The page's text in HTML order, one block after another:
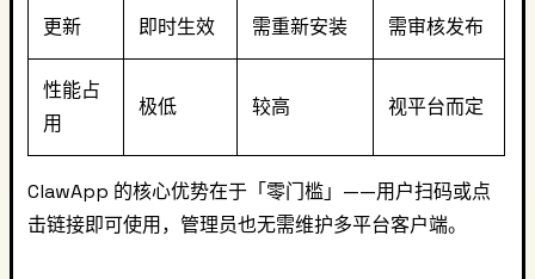
更新 即时生效 需重新安装 需审核发布
性能占
用
极低 较高 视平台而定
ClawApp 的核心优势在于「零门槛」——用户扫码或点
击链接即可使用，管理员也无需维护多平台客户端。